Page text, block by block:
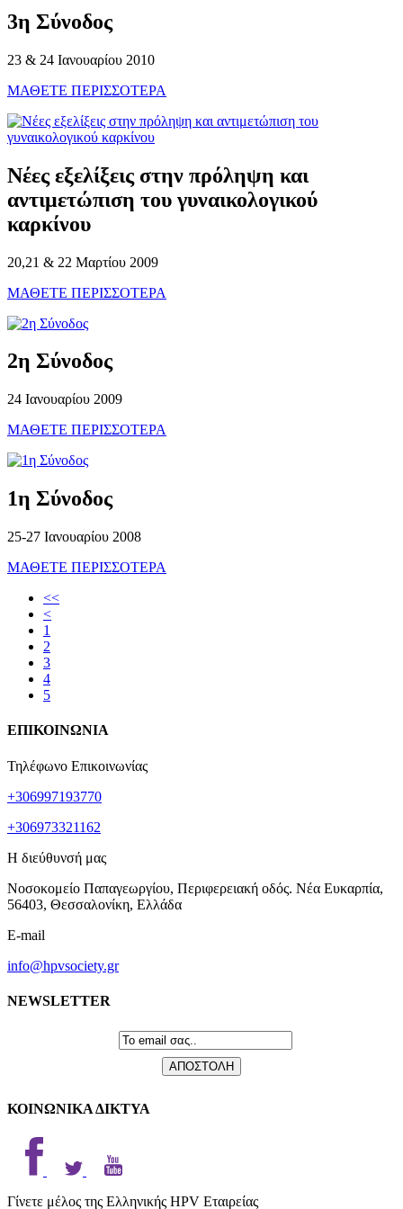
3η Σύνοδος
23 & 24 Ιανουαρίου 2010
ΜΑΘΕΤΕ ΠΕΡΙΣΣΟΤΕΡΑ
Νέες εξελίξεις στην πρόληψη και
αντιμετώπιση του γυναικολογικού
καρκίνου
20,21 & 22 Μαρτίου 2009
ΜΑΘΕΤΕ ΠΕΡΙΣΣΟΤΕΡΑ
2η Σύνοδος
24 Ιανουαρίου 2009
ΜΑΘΕΤΕ ΠΕΡΙΣΣΟΤΕΡΑ
1η Σύνοδος
25-27 Ιανουαρίου 2008
ΜΑΘΕΤΕ ΠΕΡΙΣΣΟΤΕΡΑ
<<
<
1
2
3
4
5
ΕΠΙΚΟΙΝΩΝΙΑ
Τηλέφωνο Επικοινωνίας
+306997193770
+306973321162
Η διεύθυνσή μας
Νοσοκομείο Παπαγεωργίου, Περιφερειακή οδός. Νέα Ευκαρπία,
56403, Θεσσαλονίκη, Ελλάδα
E-mail
info@hpvsociety.gr
NEWSLETTER
ΚΟΙΝΩΝΙΚΑ ΔΙΚΤΥΑ
Γίνετε μέλος της Ελληνικής HPV Εταιρείας